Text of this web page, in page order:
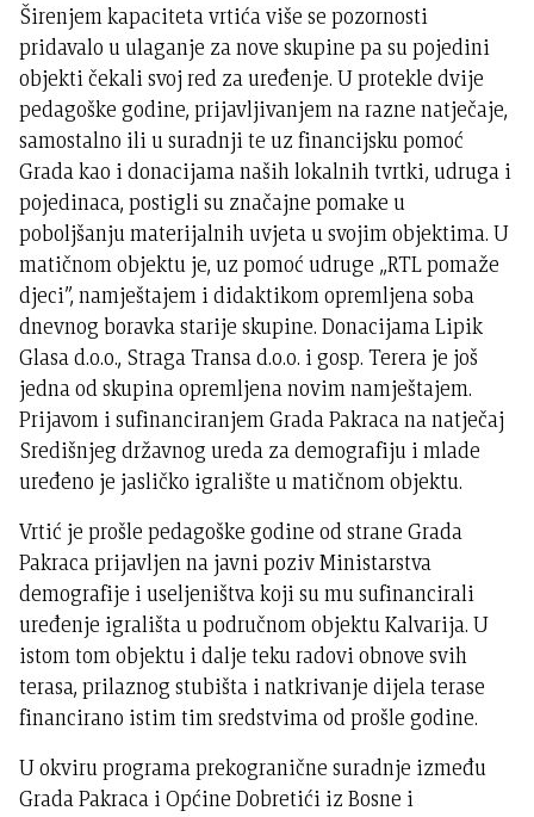
Širenjem kapaciteta vrtića više se pozornosti
pridavalo u ulaganje za nove skupine pa su pojedini
objekti čekali svoj red za uređenje. U protekle dvije
pedagoške godine, prijavljivanjem na razne natječaje,
samostalno ili u suradnji te uz financijsku pomoć
Grada kao i donacijama naših lokalnih tvrtki, udruga i
pojedinaca, postigli su značajne pomake u
poboljšanju materijalnih uvjeta u svojim objektima. U
matičnom objektu je, uz pomoć udruge „RTL pomaže
djeci”, namještajem i didaktikom opremljena soba
dnevnog boravka starije skupine. Donacijama Lipik
Glasa d.o.o., Straga Transa d.o.o. i gosp. Terera je još
jedna od skupina opremljena novim namještajem.
Prijavom i sufinanciranjem Grada Pakraca na natječaj
Središnjeg državnog ureda za demografiju i mlade
uređeno je jasličko igralište u matičnom objektu.
Vrtić je prošle pedagoške godine od strane Grada
Pakraca prijavljen na javni poziv Ministarstva
demografije i useljeništva koji su mu sufinancirali
uređenje igrališta u područnom objektu Kalvarija. U
istom tom objektu i dalje teku radovi obnove svih
terasa, prilaznog stubišta i natkrivanje dijela terase
financirano istim tim sredstvima od prošle godine.
U okviru programa prekogranične suradnje između
Grada Pakraca i Općine Dobretići iz Bosne i